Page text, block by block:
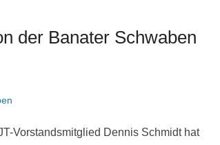
der Banater Schwaben
Vorstandsmitglied Dennis Schmidt hat